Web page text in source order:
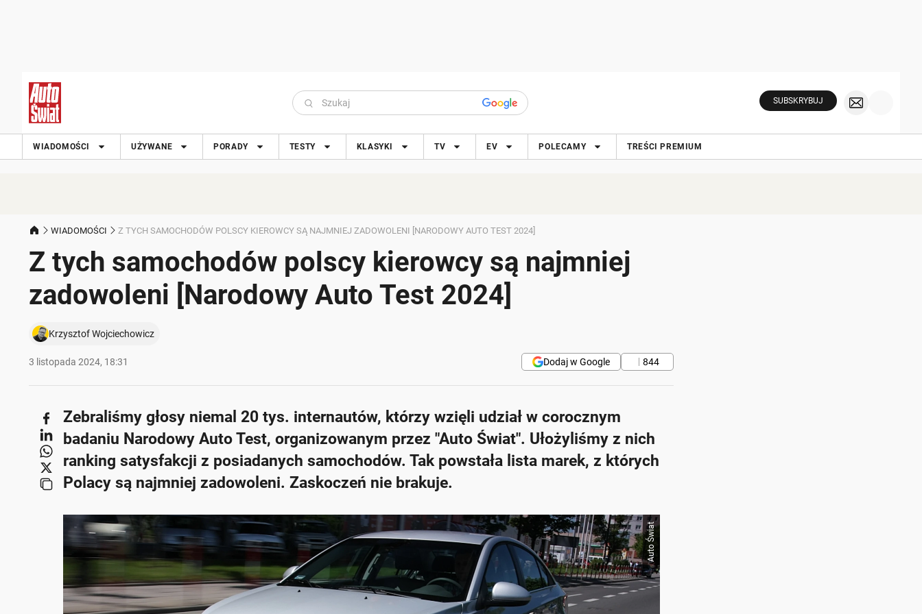
SUBSKRYBUJ
WIADOMOŚCI UŻYWANE PORADY TESTY KLASYKI TV EV POLECAMY TREŚCI PREMIUM
WIADOMOŚCI Z TYCH SAMOCHODÓW POLSCY KIEROWCY SĄ NAJMNIEJ ZADOWOLENI [NARODOWY AUTO TEST 2024]
Z tych samochodów polscy kierowcy są najmniej
zadowoleni [Narodowy Auto Test 2024]
Krzysztof Wojciechowicz
3 listopada 2024, 18:31 844
Dodaj w Google
Zebraliśmy głosy niemal 20 tys. internautów, którzy wzięli udział w corocznym
badaniu Narodowy Auto Test, organizowanym przez "Auto Świat". Ułożyliśmy z nich
ranking satysfakcji z posiadanych samochodów. Tak powstała lista marek, z których
Polacy są najmniej zadowoleni. Zaskoczeń nie brakuje.
Auto Świat